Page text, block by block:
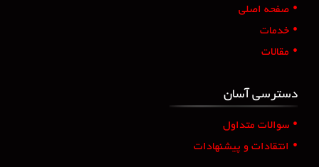
• صفحه اصلی
• خدمات
• مقالات
دسترسی آسان
• سوالات متداول
• انتقادات و پیشنهادات